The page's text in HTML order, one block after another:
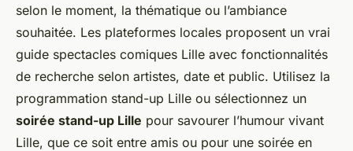
selon le moment, la thématique ou l’ambiance
souhaitée. Les plateformes locales proposent un vrai
guide spectacles comiques Lille avec fonctionnalités
de recherche selon artistes, date et public. Utilisez la
programmation stand-up Lille ou sélectionnez un
soirée stand-up Lille pour savourer l’humour vivant
Lille, que ce soit entre amis ou pour une soirée en